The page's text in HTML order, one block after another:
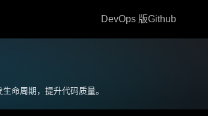
DevOps 版Github
命周期，提升代码质量。